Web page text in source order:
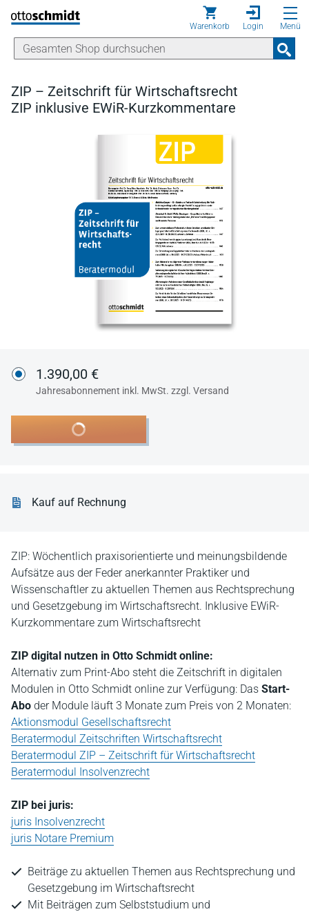
Direkt zum Inhalt
Warenkorb Login Menü
ZIP – Zeitschrift für Wirtschaftsrecht
ZIP inklusive EWiR-Kurzkommentare
ZIP: Wöchentlich praxisorientierte und meinungsbildende
Aufsätze aus der Feder anerkannter Praktiker und
Wissenschaftler zu aktuellen Themen aus Rechtsprechung
und Gesetzgebung im Wirtschaftsrecht. Inklusive EWiR-
Kurzkommentare zum Wirtschaftsrecht
ZIP digital nutzen in Otto Schmidt online:
Alternativ zum Print-Abo steht die Zeitschrift in digitalen
Modulen in Otto Schmidt online zur Verfügung: Das Start-
Abo der Module läuft 3 Monate zum Preis von 2 Monaten:
Aktionsmodul Gesellschaftsrecht
Beratermodul Zeitschriften Wirtschaftsrecht
Beratermodul ZIP – Zeitschrift für Wirtschaftsrecht
Beratermodul Insolvenzrecht
ZIP bei juris:
juris Insolvenzrecht
juris Notare Premium
Beiträge zu aktuellen Themen aus Rechtsprechung und
Gesetzgebung im Wirtschaftsrecht
Mit Beiträgen zum Selbststudium und
1.390,00 €
Jahresabonnement inkl. MwSt. zzgl. Versand
In den Warenkorb
Kauf auf Rechnung